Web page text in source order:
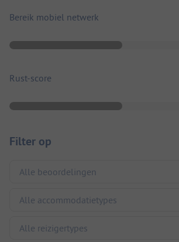
Bereik mobiel netwerk
Rust-score
Filter op